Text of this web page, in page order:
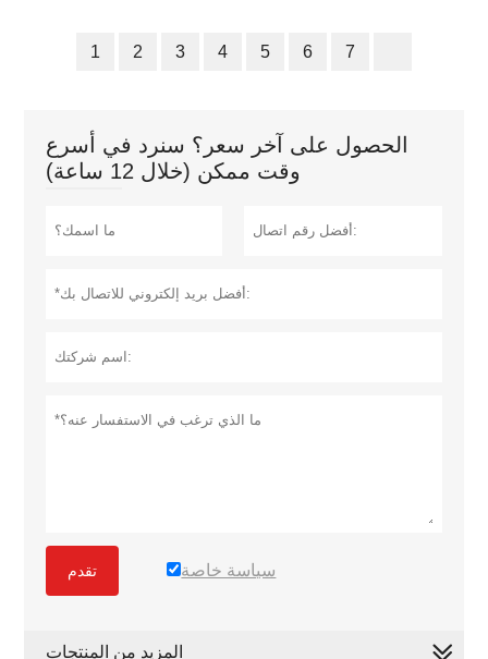
1 2 3 4 5 6 7
الحصول على آخر سعر؟ سنرد في أسرع
وقت ممكن (خلال 12 ساعة)
تقدم سياسة خاصة
المزيد من المنتجات